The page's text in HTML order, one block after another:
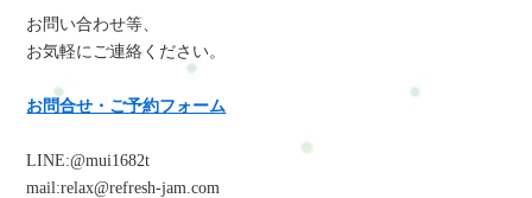
お問い合わせ等、
お気軽にご連絡ください。
お問合せ・ご予約フォーム
LINE:@mui1682t
mail:relax@refresh-jam.com